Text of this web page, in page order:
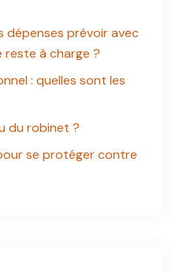
dépenses prévoir avec
reste à charge ?
: quelles sont les
du robinet ?
se protéger contre